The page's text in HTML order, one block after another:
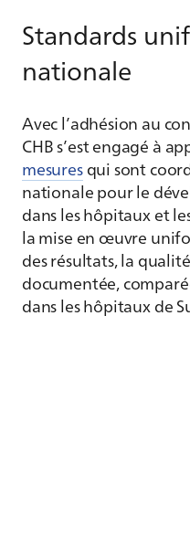
Standards
nationale
Avec l’adhésion au
CHB s’est engagé à
mesuresqui sont
nationale pour le
dans les hôpitaux et
la mise en œuvre
des résultats, la
documentée,
dans les hôpitaux de